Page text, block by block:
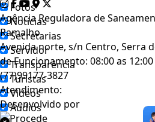
Fotos
Notícias
Secretarias
Servidor
Transparência
Turistas
Videos
Áudios
Agência Reguladora de
Ramalho
Avenida norte, s/n Centro, Serra
de Funcionamento: 08:00 as
(77)99177-3827
Atendimento:
Desenvolvido por